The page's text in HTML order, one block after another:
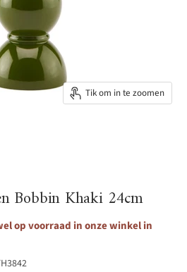
Tik om in te zoomen
Bobbin Khaki 24cm
op voorraad in onze winkel in